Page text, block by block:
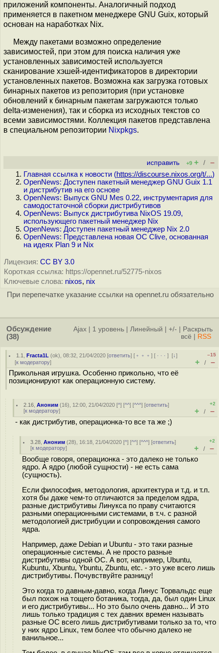
приложений компоненты. Аналогичный подход
применяется в пакетном менеджере GNU Guix, который
основан на наработках Nix.
Между пакетами возможно определение
зависимостей, при этом для поиска наличия уже
установленных зависимостей используется
сканирование хэшей-идентификаторов в директории
установленных пакетов. Возможна как загрузка готовых
бинарных пакетов из репозитория (при установке
обновлений к бинарным пакетам загружаются только
delta-изменения), так и сборка из исходных текстов со
всеми зависимостями. Коллекция пакетов представлена
в специальном репозитории Nixpkgs.
исправить +9 + / –
Главная ссылка к новости (https://discourse.nixos.org/t/...)
OpenNews: Доступен пакетный менеджер GNU Guix 1.1
и дистрибутив на его основе
OpenNews: Выпуск GNU Mes 0.22, инструментария для
самодостаточной сборки дистрибутивов
OpenNews: Выпуск дистрибутива NixOS 19.09,
использующего пакетный менеджер Nix
OpenNews: Доступен пакетный менеджер Nix 2.0
OpenNews: Представлена новая ОС Clive, основанная
на идеях Plan 9 и Nix
Лицензия: CC BY 3.0
Короткая ссылка: https://opennet.ru/52775-nixos
Ключевые слова: nixos, nix
При перепечатке указание ссылки на opennet.ru обязательно
Обсуждение
(38)
Ajax 1 уровень Линейный +/-
Раскрыть
всё
RSS
1.1 ,Fracta1L (ok), 08:32, 21/04/2020 [ответить] [ ﹢﹢﹢] [ · · ·][↓]
[к модератору]
–15
+ / –
Прикольная игрушка. Особенно прикольно, что её
позиционируют как операционную систему.
2.16 ,Аноним (16), 12:00, 21/04/2020 [^] [^^] [^^^] [ответить]
[к модератору]
+2
+ / –
- как дистрибутив, операционка-то все та же ;)
3.28 ,Аноним (28), 16:18, 21/04/2020 [^] [^^] [^^^] [ответить]
[к модератору]
+2
+ / –
Вообще говоря, операционка - это далеко не только
ядро. А ядро (любой сущности) - не есть сама
(сущность).
Если философия, методология, архитектура и т.д. и т.п.
хотя бы даже чем-то отличаются за пределом ядра,
разные дистрибутивы Линукса по праву считаются
разными операционными системами, в т.ч. с разной
методологией дистрибуции и сопровождения самого
ядра.
Например, даже Debian и Ubuntu - это таки разные
операционные системы. А не просто разные
дистрибутивы одной ОС. А вот, например, Ubuntu,
Kubuntu, Xbuntu, Ybuntu, Zbuntu, etc. - это уже всего лишь
дистрибутивы. Почувствуйте разницу!
Это когда то давным-давно, когда Линус Торвальдс еще
был похож на тощего ботаника, тогда, да, был один Linux
и его дистрибутивы... Но это было очень давно... И это
лишь только традиция с тех давних времен называть
разные ОС всего лишь дистрибутивами только за то, что
у них ядро Linux, тем более что обычно далеко не
ванильное...